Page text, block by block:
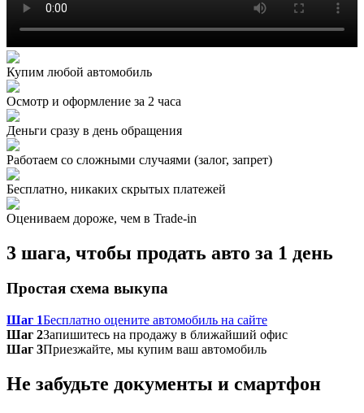
Купим любой автомобиль
Осмотр и оформление за 2 часа
Деньги сразу в день обращения
Работаем со сложными случаями (залог, запрет)
Бесплатно, никаких скрытых платежей
Оцениваем дороже, чем в Trade‑in
3 шага, чтобы продать авто за 1 день
Простая схема выкупа
Шаг 1Бесплатно оцените автомобиль на сайте
Шаг 2Запишитесь на продажу в ближайший офис
Шаг 3Приезжайте, мы купим ваш автомобиль
Не забудьте документы и смартфон